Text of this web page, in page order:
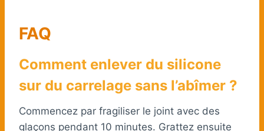
FAQ
Comment enlever du silicone
sur du carrelage sans l’abîmer ?
Commencez par fragiliser le joint avec des
glaçons pendant 10 minutes. Grattez ensuite